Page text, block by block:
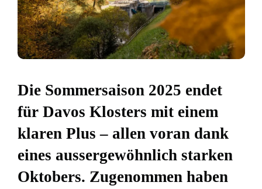
Die Sommersaison 2025 endet
für Davos Klosters mit einem
klaren Plus – allen voran dank
eines aussergewöhnlich starken
Oktobers. Zugenommen haben